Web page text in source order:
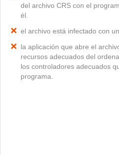
del archivo CRS con el
él.
el archivo está infectado con
la aplicación que abre el
recursos adecuados del
los controladores adecuados
programa.